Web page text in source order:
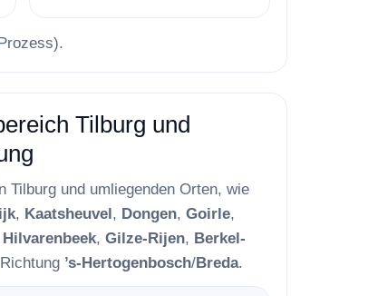
Tilburg und
Tilburg und umliegenden Orten, wie
, Kaatsheuvel, Dongen, Goirle,
Hilvarenbeek, Gilze-Rijen, Berkel-
’s-Hertogenbosch/Breda.